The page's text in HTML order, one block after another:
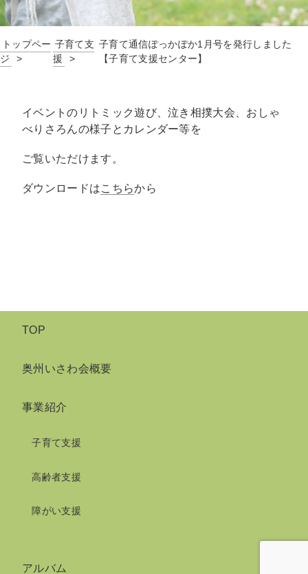
トップペー
ジ
子育て支
援
子育て通信ぽっかぽか1月号を発行しました
【子育て支援センター】
イベントのリトミック遊び、泣き相撲大会、おしゃ
べりさろんの様子とカレンダー等を
ご覧いただけます。
ダウンロードはこちらから
TOP
奥州いさわ会概要
事業紹介
子育て支援
高齢者支援
障がい支援
アルバム